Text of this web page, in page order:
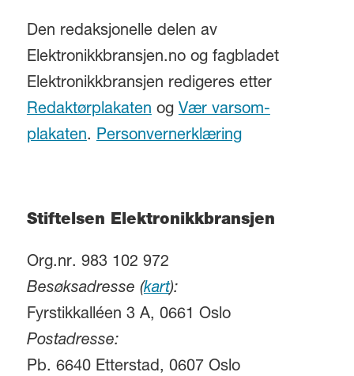
Den redaksjonelle delen av
Elektronikkbransjen.no og fagbladet
Elektronikkbransjen redigeres etter
Redaktørplakaten og Vær varsom-
plakaten. Personvernerklæring
Stiftelsen Elektronikkbransjen
Org.nr. 983 102 972
Besøksadresse (kart):
Fyrstikkalléen 3 A, 0661 Oslo
Postadresse:
Pb. 6640 Etterstad, 0607 Oslo